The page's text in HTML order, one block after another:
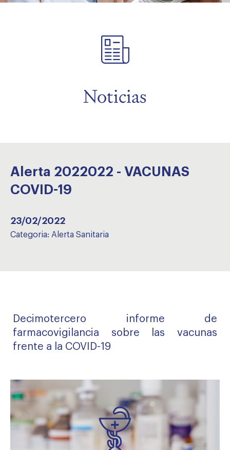
Noticias
Alerta 2022022 - VACUNAS
COVID-19
23/02/2022
Categoria: Alerta Sanitaria
Decimotercero informe de
farmacovigilancia sobre las vacunas
frente a la COVID-19